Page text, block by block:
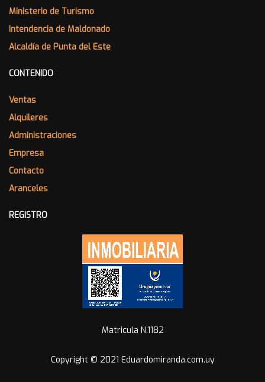
Ministerio de Turismo
Intendencia de Maldonado
Alcaldía de Punta del Este
CONTENIDO
Ventas
Alquileres
Administraciones
Empresa
Contacto
Aranceles
REGISTRO
Matricula N.1182
Copyright © 2021 Eduardomiranda.com.uy